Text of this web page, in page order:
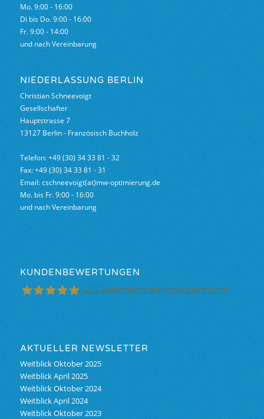
Mo. 9:00 - 16:00
Di bis Do. 9:00 - 16:00
Fr. 9:00 - 14:00
und nach Vereinbarung
NIEDERLASSUNG BERLIN
Christian Schneevoigt
Gesellschafter
Hauptstrasse 7
13127 Berlin - Französisch Buchholz
Telefon: +49 (30) 34 33 81 - 32
Fax: +49 (30) 34 33 81 - 31
Email: cschneevoigt(at)mw-optimierung.de
Mo. bis Fr. 9:00 - 16:00
und nach Vereinbarung
KUNDENBEWERTUNGEN
1223Bewertungen auf ProvenExpert.com
AKTUELLER NEWSLETTER
Weitblick Oktober 2025
Weitblick April 2025
Weitblick Oktober 2024
Weitblick April 2024
Weitblick Oktober 2023